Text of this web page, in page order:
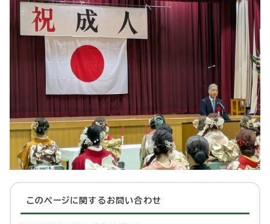
このページに関する お問い合わせ